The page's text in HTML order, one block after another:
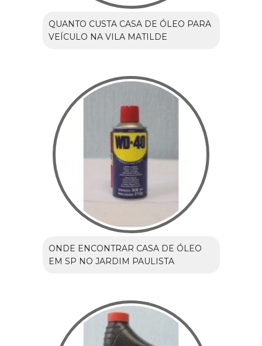
QUANTO CUSTA CASA DE ÓLEO PARA
VEÍCULO NA VILA MATILDE
ONDE ENCONTRAR CASA DE ÓLEO
EM SP NO JARDIM PAULISTA